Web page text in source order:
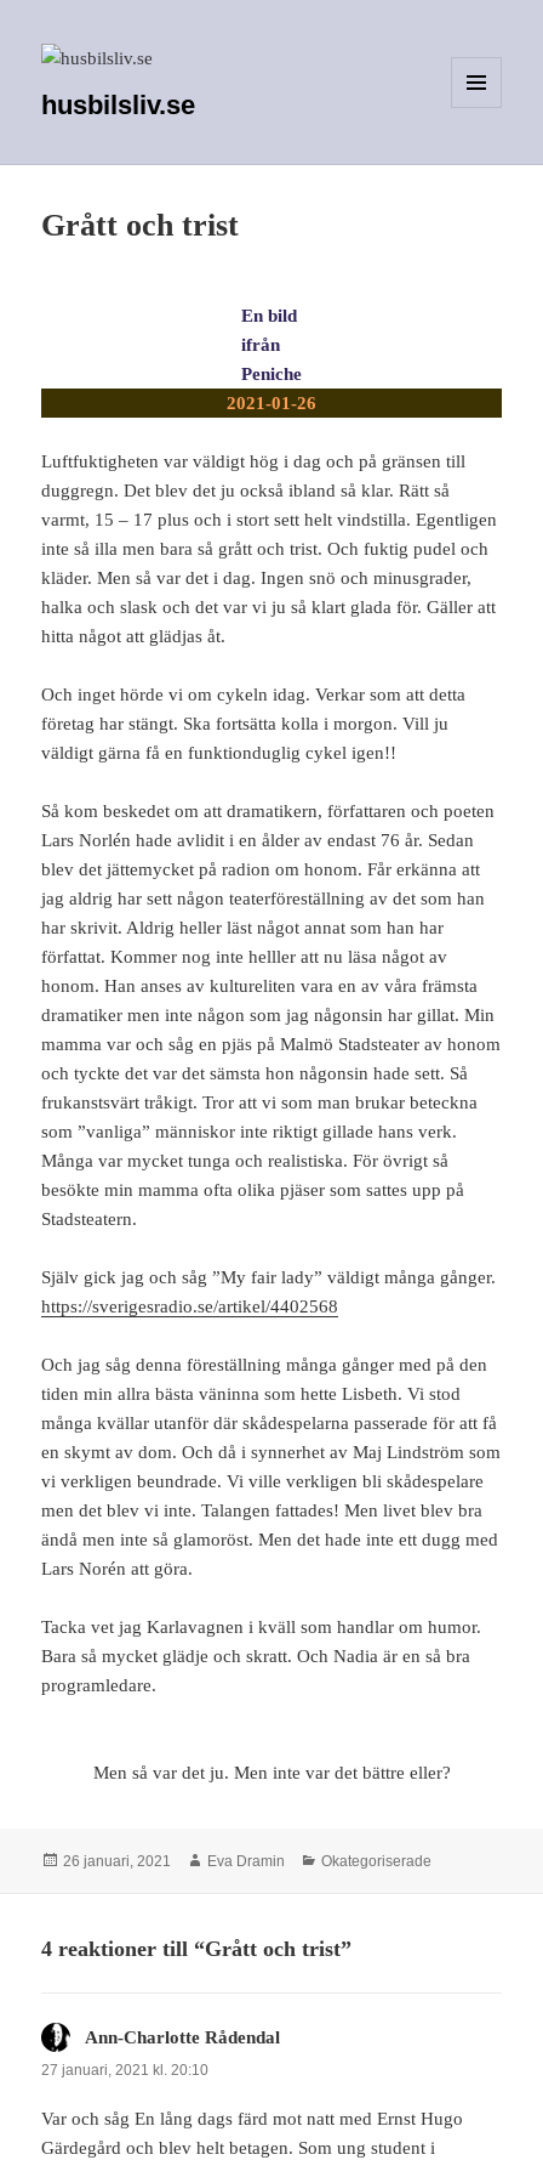
husbilsliv.se
Grått och trist
En bild
ifrån
Peniche
2021-01-26
Luftfuktigheten var väldigt hög i dag och på gränsen till
duggregn. Det blev det ju också ibland så klar. Rätt så
varmt, 15 – 17 plus och i stort sett helt vindstilla. Egentligen
inte så illa men bara så grått och trist. Och fuktig pudel och
kläder. Men så var det i dag. Ingen snö och minusgrader,
halka och slask och det var vi ju så klart glada för. Gäller att
hitta något att glädjas åt.
Och inget hörde vi om cykeln idag. Verkar som att detta
företag har stängt. Ska fortsätta kolla i morgon. Vill ju
väldigt gärna få en funktionduglig cykel igen!!
Så kom beskedet om att dramatikern, författaren och poeten
Lars Norlén hade avlidit i en ålder av endast 76 år. Sedan
blev det jättemycket på radion om honom. Får erkänna att
jag aldrig har sett någon teaterföreställning av det som han
har skrivit. Aldrig heller läst något annat som han har
författat. Kommer nog inte helller att nu läsa något av
honom. Han anses av kultureliten vara en av våra främsta
dramatiker men inte någon som jag någonsin har gillat. Min
mamma var och såg en pjäs på Malmö Stadsteater av honom
och tyckte det var det sämsta hon någonsin hade sett. Så
frukanstsvärt tråkigt. Tror att vi som man brukar beteckna
som ”vanliga” människor inte riktigt gillade hans verk.
Många var mycket tunga och realistiska. För övrigt så
besökte min mamma ofta olika pjäser som sattes upp på
Stadsteatern.
Själv gick jag och såg ”My fair lady” väldigt många gånger.
https://sverigesradio.se/artikel/4402568
Och jag såg denna föreställning många gånger med på den
tiden min allra bästa väninna som hette Lisbeth. Vi stod
många kvällar utanför där skådespelarna passerade för att få
en skymt av dom. Och då i synnerhet av Maj Lindström som
vi verkligen beundrade. Vi ville verkligen bli skådespelare
men det blev vi inte. Talangen fattades! Men livet blev bra
ändå men inte så glamoröst. Men det hade inte ett dugg med
Lars Norén att göra.
Tacka vet jag Karlavagnen i kväll som handlar om humor.
Bara så mycket glädje och skratt. Och Nadia är en så bra
programledare.
Men så var det ju. Men inte var det bättre eller?
Postat
26 januari, 2021 Författare
Eva Dramin Kategorier
Okategoriserade
4 reaktioner till “Grått och trist”
Ann-Charlotte Rådendal
27 januari, 2021 kl. 20:10
Var och såg En lång dags färd mot natt med Ernst Hugo
Gärdegård och blev helt betagen. Som ung student i